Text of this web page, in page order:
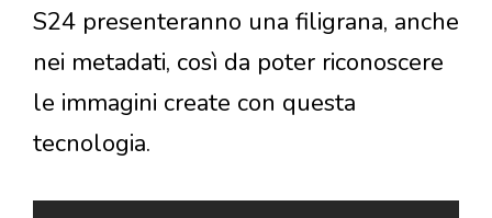
S24 presenteranno una filigrana, anche
nei metadati, così da poter riconoscere
le immagini create con questa
tecnologia.